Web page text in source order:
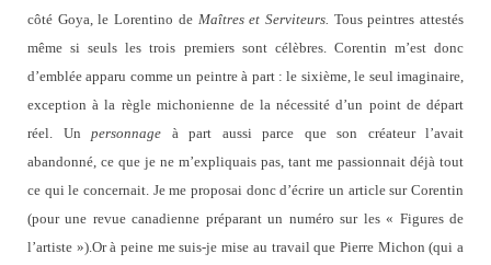
côté Goya, le Lorentino de Maîtres et Serviteurs. Tous peintres attestés
même si seuls les trois premiers sont célèbres. Corentin m’est donc
d’emblée apparu comme un peintre à part : le sixième, le seul imaginaire,
exception à la règle michonienne de la nécessité d’un point de départ
réel. Un personnage à part aussi parce que son créateur l’avait
abandonné, ce que je ne m’expliquais pas, tant me passionnait déjà tout
ce qui le concernait. Je me proposai donc d’écrire un article sur Corentin
(pour une revue canadienne préparant un numéro sur les « Figures de
l’artiste »). Or à peine me suis-je mise au travail que Pierre Michon (qui a